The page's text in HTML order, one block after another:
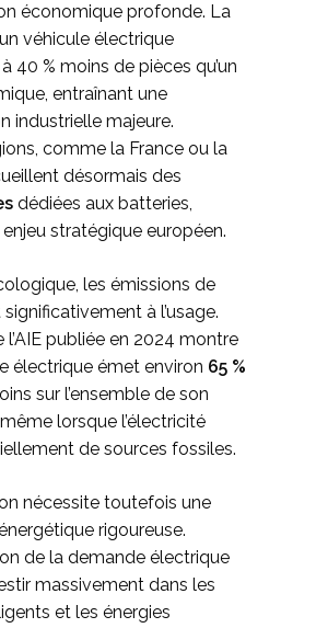
économique profonde. La
véhicule électrique
40 % moins de pièces qu’un
entraînant une
industrielle majeure.
comme la France ou la
désormais des
dédiées aux batteries,
stratégique européen.
les émissions de
à l’usage.
l’AIE publiée en 2024 montre
électrique émet environ 65 %
sur l’ensemble de son
lorsque l’électricité
de sources fossiles.
nécessite toutefois une
rigoureuse.
de la demande électrique
massivement dans les
et les énergies